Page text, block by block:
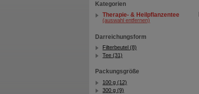
Kategorien
Therapie- & Heilpflanzentee
(auswahl entfernen)
Darreichungsform
Filterbeutel (8)
Tee (31)
Packungsgröße
100 g (12)
300 g (9)